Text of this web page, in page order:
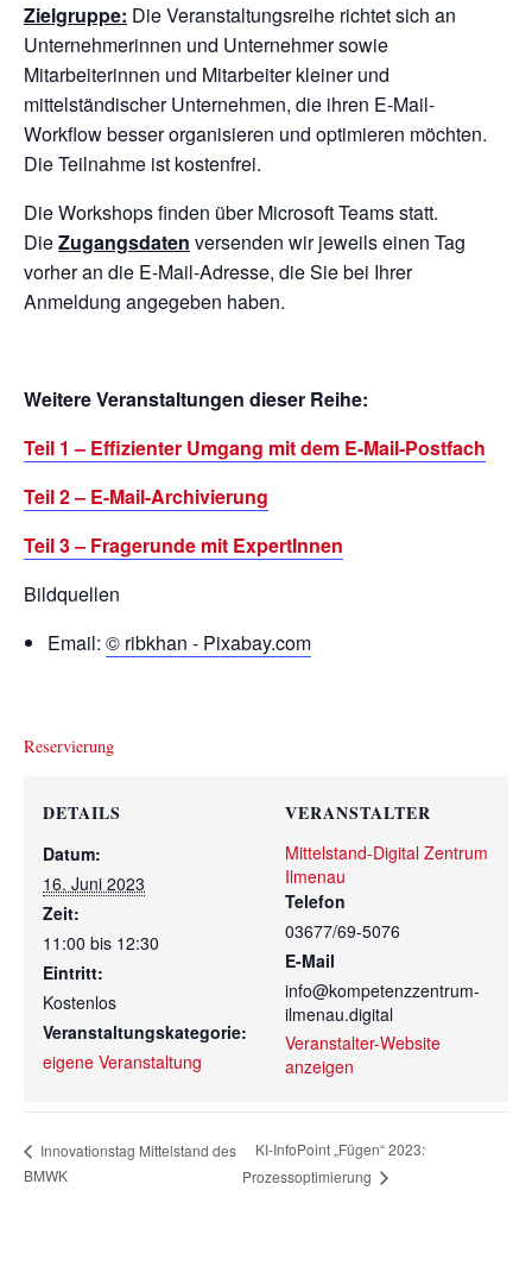
Zielgruppe: Die Veranstaltungsreihe richtet sich an
Unternehmerinnen und Unternehmer sowie
Mitarbeiterinnen und Mitarbeiter kleiner und
mittelständischer Unternehmen, die ihren E-Mail-
Workflow besser organisieren und optimieren möchten.
Die Teilnahme ist kostenfrei.
Die Workshops finden über Microsoft Teams statt.
DieZugangsdaten versenden wir jeweils einen Tag
vorher an die E-Mail-Adresse, die Sie bei Ihrer
Anmeldung angegeben haben.
Weitere Veranstaltungen dieser Reihe:
Teil 1 – Effizienter Umgang mit dem E-Mail-Postfach
Teil 2 – E-Mail-Archivierung
Teil 3 – Fragerunde mit ExpertInnen
Bildquellen
Email: © ribkhan - Pixabay.com
DETAILS
Datum:
16. Juni 2023
Zeit:
11:00 bis 12:30
Eintritt:
Kostenlos
Veranstaltungskategorie:
eigene Veranstaltung
VERANSTALTER
Mittelstand-Digital Zentrum
Ilmenau
Telefon
03677/69-5076
E-Mail
info@kompetenzzentrum-
ilmenau.digital
Veranstalter-Website
anzeigen
Reservierung
Innovationstag Mittelstand des
BMWK
KI-InfoPoint „Fügen“ 2023:
Prozessoptimierung